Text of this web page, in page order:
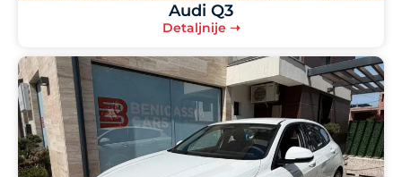
Audi Q3
Detaljnije ➝